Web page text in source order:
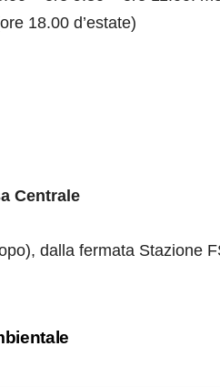
18.00 d’estate)
Centrale
dalla fermata Stazione